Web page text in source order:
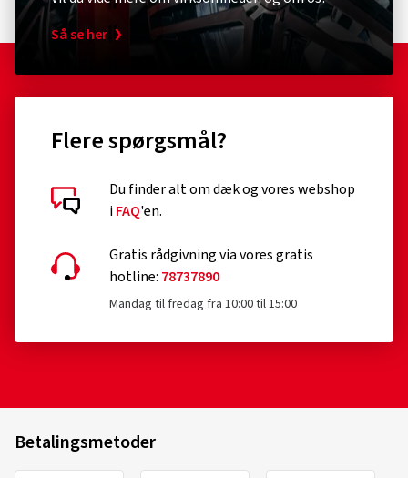
Så se her
Flere spørgsmål?
Du finder alt om dæk og vores webshop
iFAQ'en.
Gratis rådgivning via vores gratis
hotline: 78737890
Mandag til fredag fra 10:00 til 15:00
Betalingsmetoder